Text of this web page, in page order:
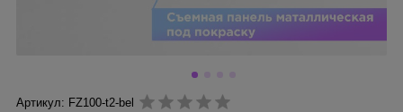
Артикул: FZ100-t2-bel